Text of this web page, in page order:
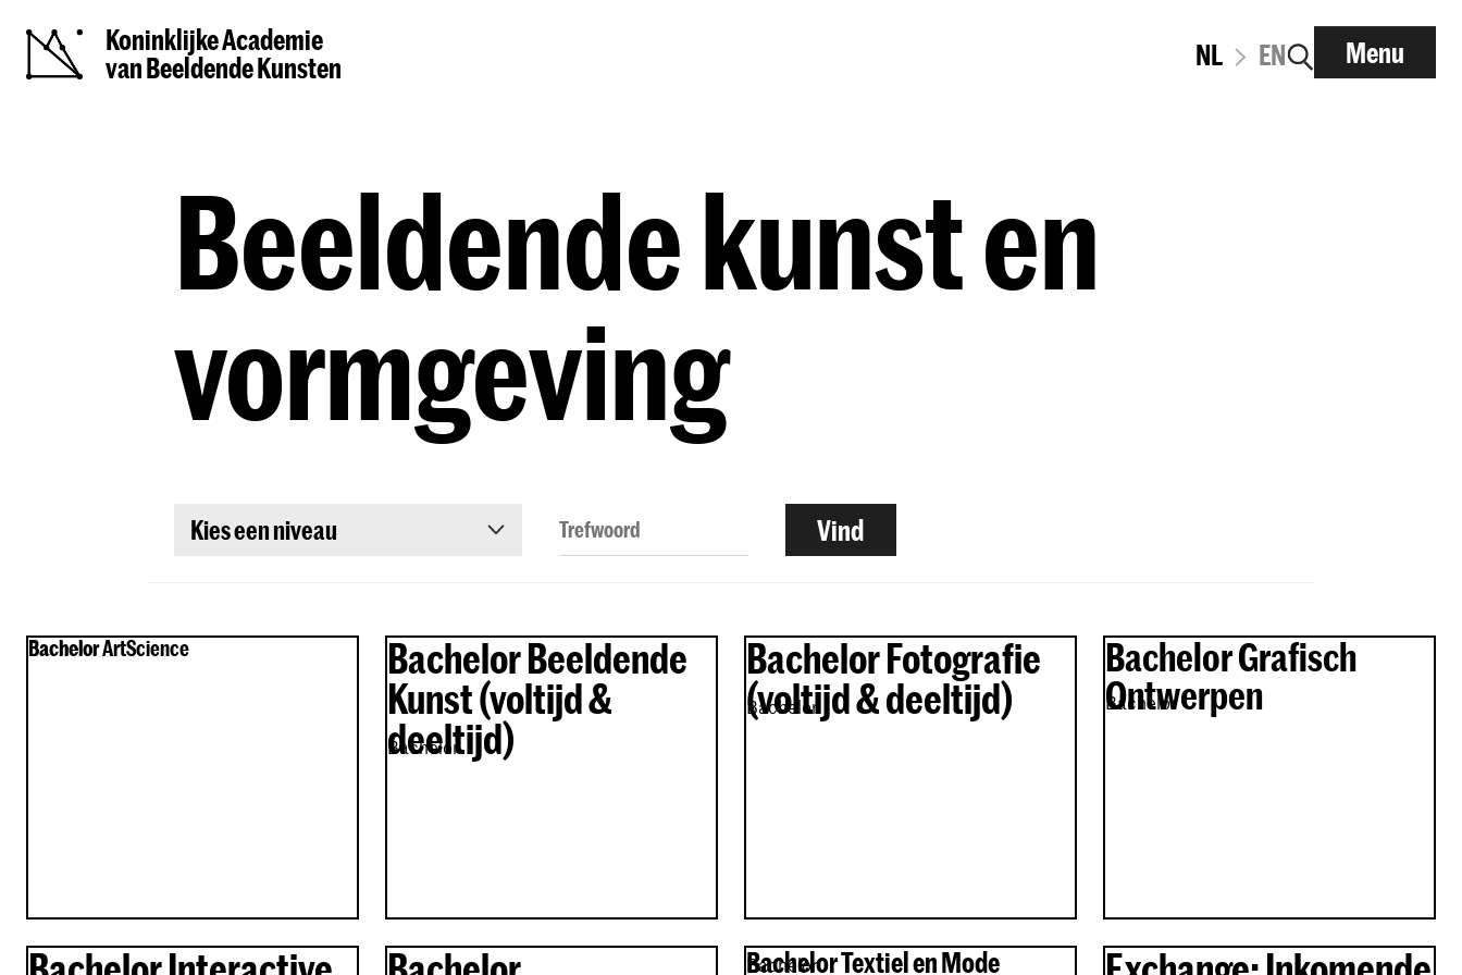
Koninklijke Academie
van Beeldende Kunsten
NL EN Menu
Beeldende kunst en
vormgeving
Kies een niveau
Bachelor ArtScience
Bachelor
Bachelor Beeldende
Kunst (voltijd &
deeltijd)
Bachelor
Bachelor Fotografie
(voltijd & deeltijd)
Bachelor
Bachelor Grafisch
Ontwerpen
Bachelor
Bachelor Textiel en Mode
Bachelor